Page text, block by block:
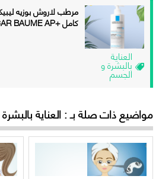
العناية
بالبشرة و
الجسم
مرطب لاروش بوزيه
كامل +LA ROCH POSAY LIPICAR BAUME AP
مواضيع ذات صلة بـ : العناية